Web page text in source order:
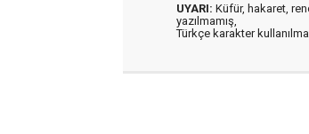
UYARI: Küfür, hakaret,
yazılmamış,
Türkçe karakter